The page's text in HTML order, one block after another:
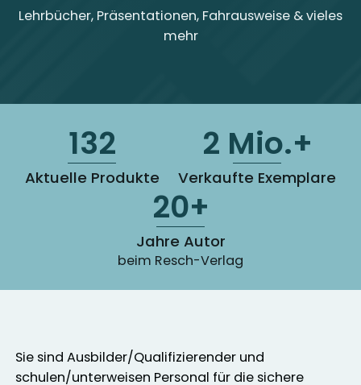
Lehrbücher, Präsentationen, Fahrausweise & vieles
mehr
132
Aktuelle Produkte
2 Mio.+
Verkaufte Exemplare
20+
Jahre Autor
beim Resch-Verlag
Sie sind Ausbilder/Qualifizierender und
schulen/unterweisen Personal für die sichere